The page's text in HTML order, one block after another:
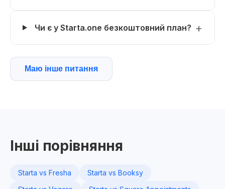
Чи є у Starta.one безкоштовний план?
Маю інше питання
Інші порівняння
Starta vs Fresha
Starta vs Booksy